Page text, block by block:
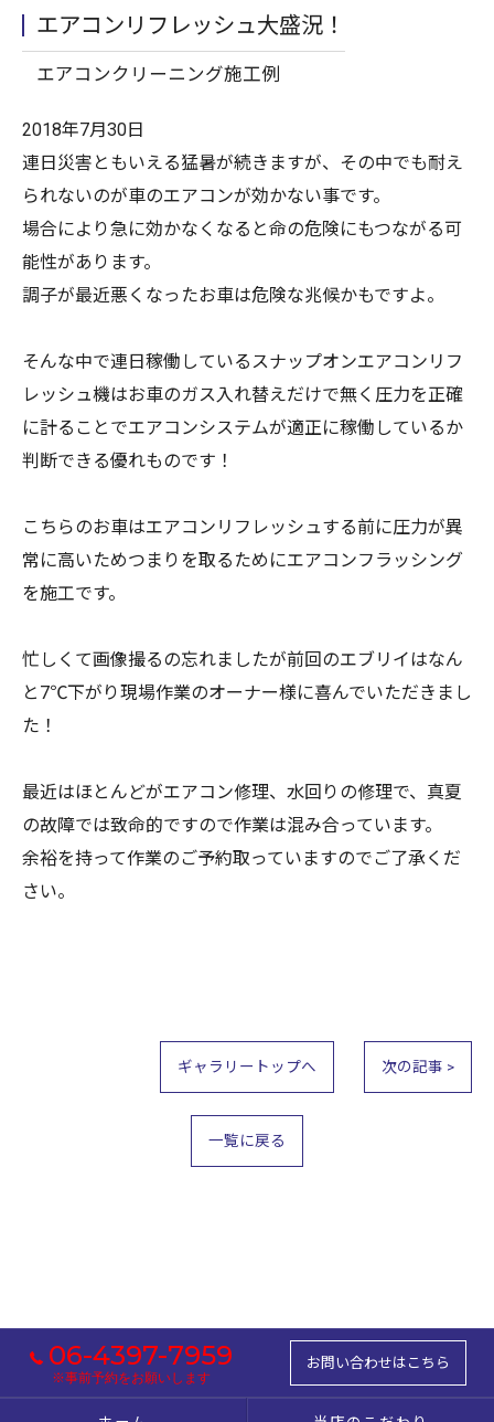
エアコンリフレッシュ大盛況！
エアコンクリーニング施工例
2018年7月30日
連日災害ともいえる猛暑が続きますが、その中でも耐え
られないのが車のエアコンが効かない事です。
場合により急に効かなくなると命の危険にもつながる可
能性があります。
調子が最近悪くなったお車は危険な兆候かもですよ。
そんな中で連日稼働しているスナップオンエアコンリフ
レッシュ機はお車のガス入れ替えだけで無く圧力を正確
に計ることでエアコンシステムが適正に稼働しているか
判断できる優れものです！
こちらのお車はエアコンリフレッシュする前に圧力が異
常に高いためつまりを取るためにエアコンフラッシング
を施工です。
忙しくて画像撮るの忘れましたが前回のエブリイはなん
と7℃下がり現場作業のオーナー様に喜んでいただきまし
た！
最近はほとんどがエアコン修理、水回りの修理で、真夏
の故障では致命的ですので作業は混み合っています。
余裕を持って作業のご予約取っていますのでご了承くだ
さい。
ギャラリートップへ 次の記事 >
一覧に戻る
06-4397-7959
※事前予約をお願いします
お問い合わせはこちら